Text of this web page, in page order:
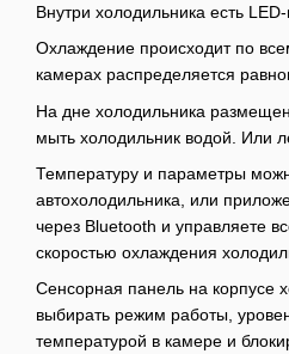
Внутри холодильника есть
Охлаждение происходит по
камерах распределяется
На дне холодильника
мыть холодильник водой. Или
Температуру и параметры
автохолодильника, или
через Bluetooth и управляете
скоростью охлаждения
Сенсорная панель на корпусе
выбирать режим работы,
температурой в камере и